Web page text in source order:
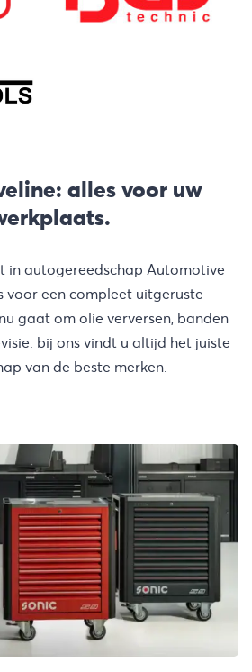
alles voor uw
in autogereedschap Automotive
voor een compleet uitgeruste
gaat om olie verversen, banden
bij ons vindt u altijd het juiste
van de beste merken.